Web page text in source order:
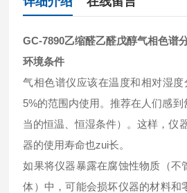
GC-7890乙缩醛乙醛戊醇气相色谱
环境条件
气相色谱仪应该在温度和相对湿
5%的范围内使用。推荐在人们感
当的恒温、恒湿条件）。这样，仪
器的使用寿命也zui长。
如果将仪器暴露在腐蚀性物质（不
体）中，可能会损坏仪器的材料和